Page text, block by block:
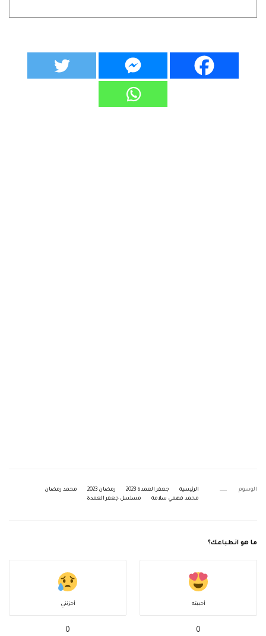
الوسوم الرئيسية جعفر العمدة 2023 رمضان 2023
محمد رمضان
محمد فهمي سلامة
مسلسل جعفر العمدة
ما هو انطباعك؟
أحببته
0
أحزنني
0